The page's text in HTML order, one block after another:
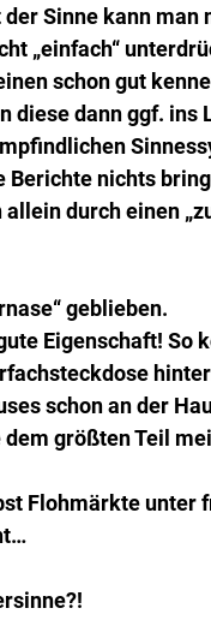
Sinne kann man
„einfach“
schon gut
diese dann ggf. ins
Berichte nichts
durch einen
geblieben.
Eigenschaft! So
schon an der
größten Teil
Flohmärkte unter